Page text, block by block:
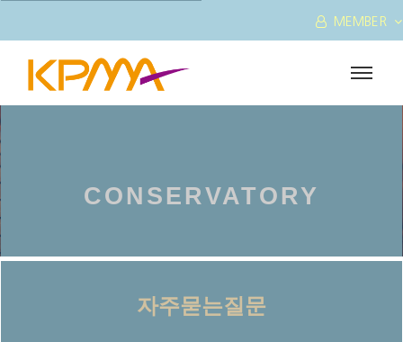
MEMBER
CONSERVATORY
자주묻는질문